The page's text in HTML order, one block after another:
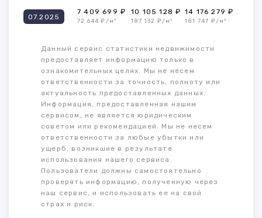
07.2025
7 409 699 ₽
72 644 ₽/м²
10 105 128 ₽
187 132 ₽/м²
14 176 279 ₽
181 747 ₽/м²
Данный сервис статистики недвижимости
предоставляет информацию только в
ознакомительных целях. Мы не несем
ответственности за точность, полноту или
актуальность предоставленных данных.
Информация, предоставленная нашим
сервисом, не является юридическим
советом или рекомендацией. Мы не несем
ответственности за любые убытки или
ущерб, возникшие в результате
использования нашего сервиса.
Пользователи должны самостоятельно
проверять информацию, полученную через
наш сервис, и использовать ее на свой
страх и риск.